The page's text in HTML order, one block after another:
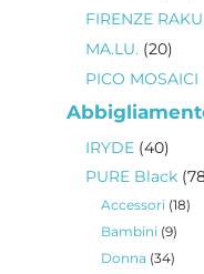
FIRENZE RAKU
MA.LU. 2020
PICO MOSAICI
IRYDE 4040
PURE Black
Accessori 1818
Bambini 99
Donna 3434